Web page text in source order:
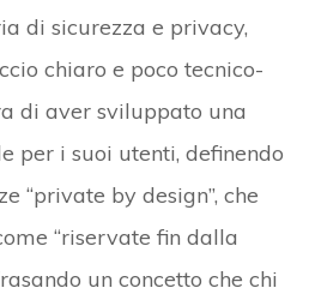
di sicurezza e privacy,
chiaro e poco tecnico-
di aver sviluppato una
per i suoi utenti, definendo
“private by design”, che
“riservate fin dalla
un concetto che chi